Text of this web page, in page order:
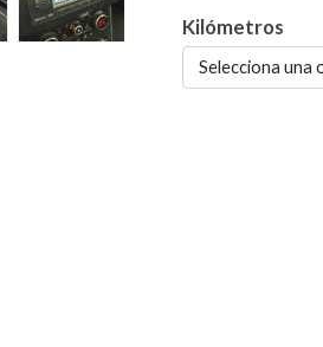
Kilómetros
Selecciona una